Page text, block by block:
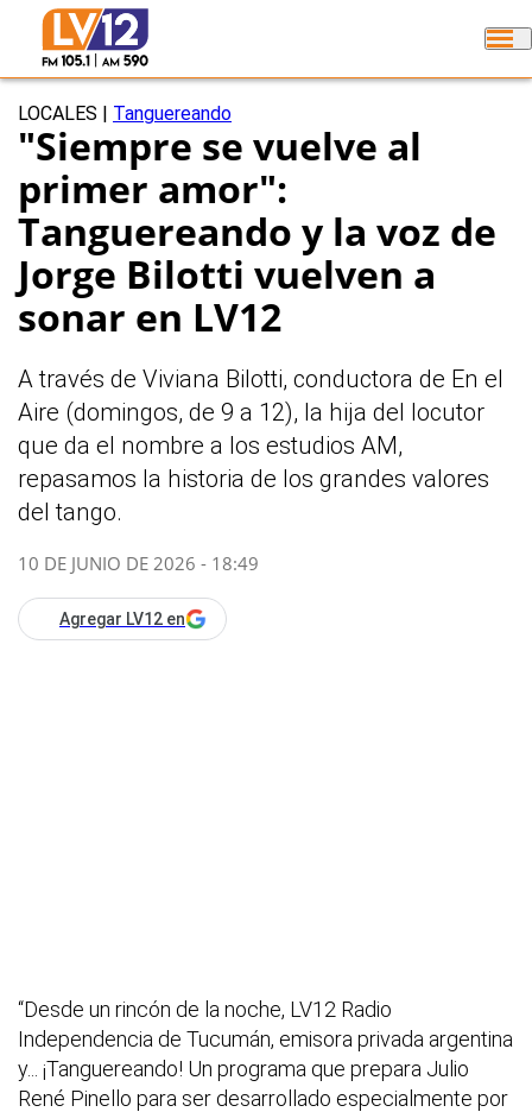
LOCALES Tanguereando
"Siempre se vuelve al
primer amor":
Tanguereando y la voz de
Jorge Bilotti vuelven a
sonar en LV12
A través de Viviana Bilotti, conductora de En el
Aire (domingos, de 9 a 12), la hija del locutor
que da el nombre a los estudios AM,
repasamos la historia de los grandes valores
del tango.
10 DE JUNIO DE 2026 - 18:49
Agregar LV12 en
“Desde un rincón de la noche, LV12 Radio
Independencia de Tucumán, emisora privada argentina
y... ¡Tanguereando! Un programa que prepara Julio
René Pinello para ser desarrollado especialmente por